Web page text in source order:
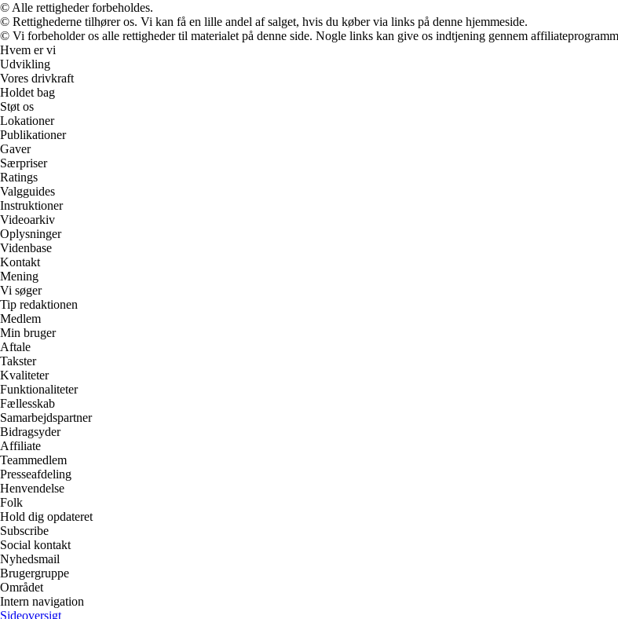
© Alle rettigheder forbeholdes.
© Rettighederne tilhører os. Vi kan få en lille andel af salget, hvis du køber via links på denne hjemmeside.
© Vi forbeholder os alle rettigheder til materialet på denne side. Nogle links kan give os indtjening gennem
Hvem er vi
Udvikling
Vores drivkraft
Holdet bag
Støt os
Lokationer
Publikationer
Gaver
Særpriser
Ratings
Valgguides
Instruktioner
Videoarkiv
Oplysninger
Videnbase
Kontakt
Mening
Vi søger
Tip redaktionen
Medlem
Min bruger
Aftale
Takster
Kvaliteter
Funktionaliteter
Fællesskab
Samarbejdspartner
Bidragsyder
Affiliate
Teammedlem
Presseafdeling
Henvendelse
Folk
Hold dig opdateret
Subscribe
Social kontakt
Nyhedsmail
Brugergruppe
Området
Intern navigation
Sideoversigt